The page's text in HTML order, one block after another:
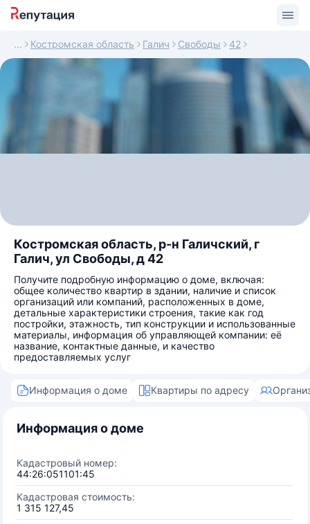
Костромская область Галич Свободы 42
Костромская область, р-н Галичский, г
Галич, ул Свободы, д 42
Получите подробную информацию о доме, включая:
общее количество квартир в здании, наличие и список
организаций или компаний, расположенных в доме,
детальные характеристики строения, такие как год
постройки, этажность, тип конструкции и использованные
материалы, информация об управляющей компании: её
название, контактные данные, и качество
предоставляемых услуг
Информация о доме Квартиры по адресу
Информация о доме
Кадастровый номер:
44:26:051101:45
Кадастровая стоимость:
1 315 127,45